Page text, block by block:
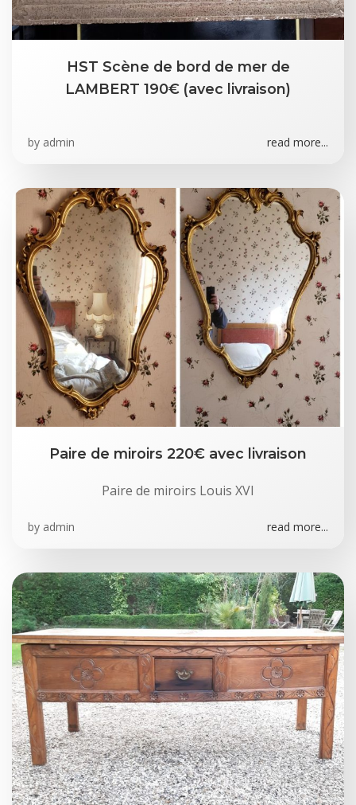
HST Scène de bord de mer de
LAMBERT 190€ (avec livraison)
by admin read more...
Paire de miroirs 220€ avec livraison
Paire de miroirs Louis XVI
by admin read more...